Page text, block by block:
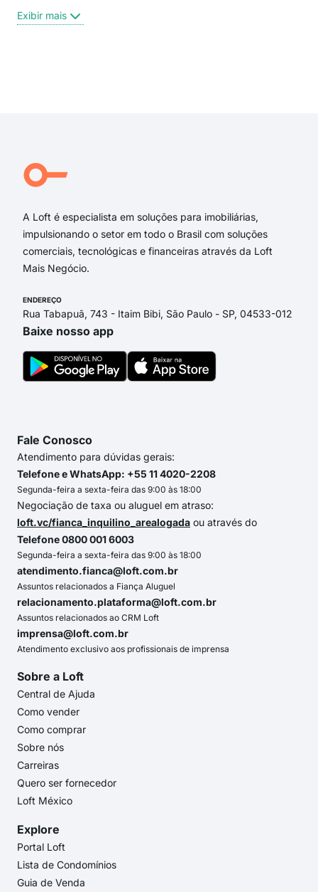
Exibir mais
A Loft é especialista em soluções para imobiliárias,
impulsionando o setor em todo o Brasil com soluções
comerciais, tecnológicas e financeiras através da Loft
Mais Negócio.
ENDEREÇO
Rua Tabapuã, 743 - Itaim Bibi, São Paulo - SP, 04533-012
Baixe nosso app
Fale Conosco
Atendimento para dúvidas gerais:
Telefone e WhatsApp: +55 11 4020-2208
Segunda-feira a sexta-feira das 9:00 às 18:00
Negociação de taxa ou aluguel em atraso:
loft.vc/fianca_inquilino_arealogada ou através do
Telefone 0800 001 6003
Segunda-feira a sexta-feira das 9:00 às 18:00
atendimento.fianca@loft.com.br
Assuntos relacionados a Fiança Aluguel
relacionamento.plataforma@loft.com.br
Assuntos relacionados ao CRM Loft
imprensa@loft.com.br
Atendimento exclusivo aos profissionais de imprensa
Sobre a Loft
Central de Ajuda
Como vender
Como comprar
Sobre nós
Carreiras
Quero ser fornecedor
Loft México
Explore
Portal Loft
Lista de Condomínios
Guia de Venda